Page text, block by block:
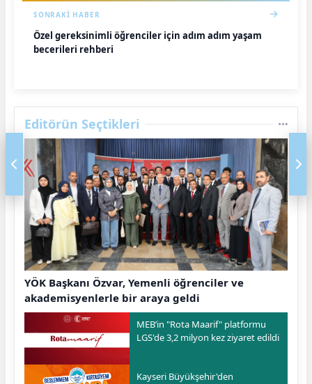
SONRAKI HABER
Özel gereksinimli öğrenciler için adım adım yaşam
becerileri rehberi
Editörün Seçtikleri
YÖK Başkanı Özvar, Yemenli öğrenciler ve
akademisyenlerle bir araya geldi
MEB’in "Rota Maarif" platformu
LGS'de 3,2 milyon kez ziyaret edildi
Kayseri Büyükşehir'den